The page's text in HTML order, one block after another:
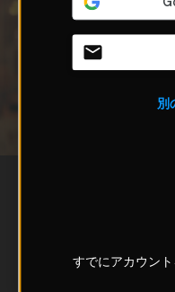
別
すでにアカウン